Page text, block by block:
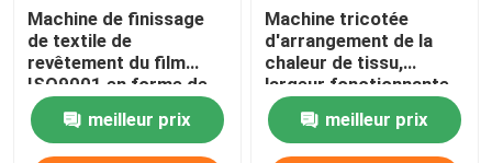
Machine de finissage
de textile de
revêtement du film
ISO9001 en forme de
pale/stratification de
tissu
meilleur prix
Machine tricotée
d'arrangement de la
chaleur de tissu,
largeur fonctionnante
1200-3400mm
d'équipement de
finissage de textile
meilleur prix